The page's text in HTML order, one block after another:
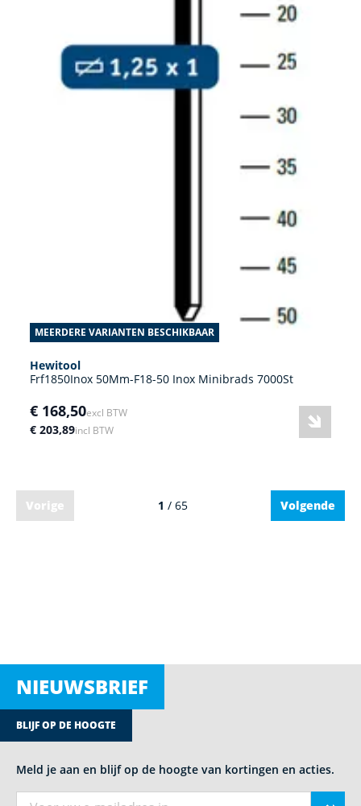
MEERDERE VARIANTEN BESCHIKBAAR
Hewitool
Frf1850Inox 50Mm-F18-50 Inox Minibrads 7000St
€ 168,50excl BTW
€ 203,89incl BTW
Vorige 1 / 65 Volgende
NIEUWSBRIEF
BLIJF OP DE HOOGTE
Meld je aan en blijf op de hoogte van kortingen en acties.